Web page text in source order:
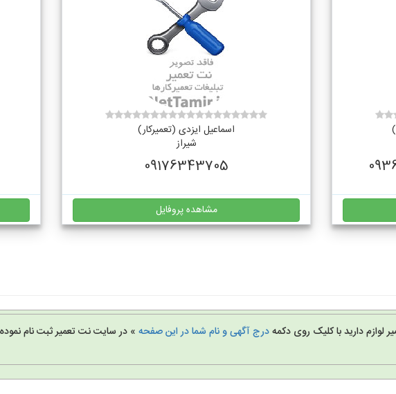
اسماعیل ایزدی (تعمیرکار)
شیراز
09176343705
مشاهده پروفایل
لوازم دارید با کلیک روی دکمهدرج آگهی و نام شما در این صفحه » در سایت نت تعمیر ثبت نام